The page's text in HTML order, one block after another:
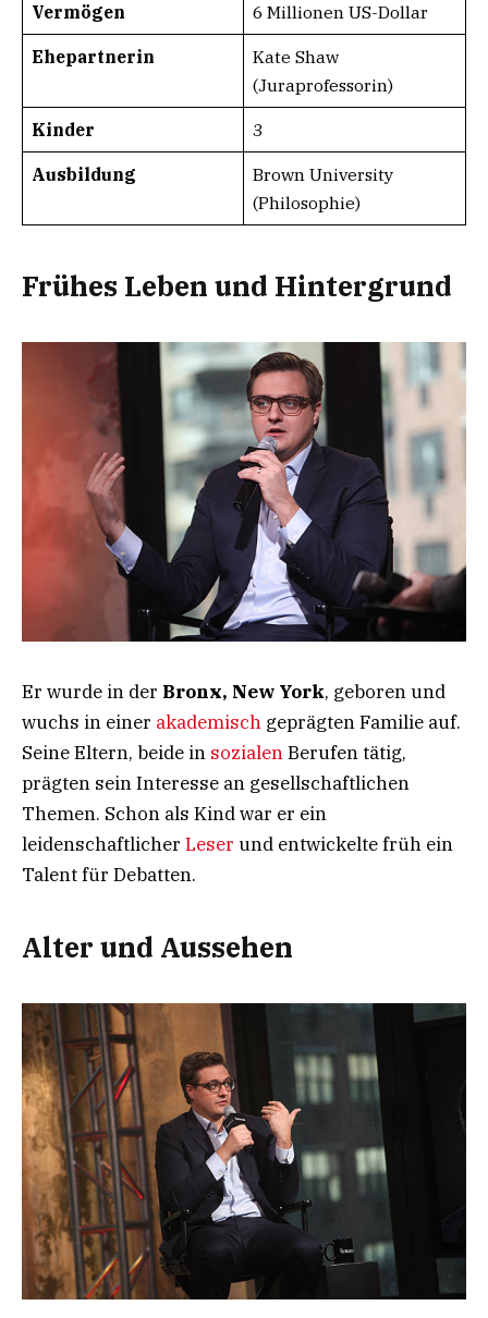
Vermögen 6 Millionen US-Dollar
Ehepartnerin
Kate Shaw
(Juraprofessorin)
Kinder 3
Ausbildung
Brown University
(Philosophie)
Frühes Leben und Hintergrund
Er wurde in der Bronx, New York, geboren und
wuchs in einer akademisch geprägten Familie auf.
Seine Eltern, beide in sozialenBerufen tätig,
prägten sein Interesse an gesellschaftlichen
Themen. Schon als Kind war er ein
leidenschaftlicher Leser und entwickelte früh ein
Talent für Debatten.
Alter und Aussehen